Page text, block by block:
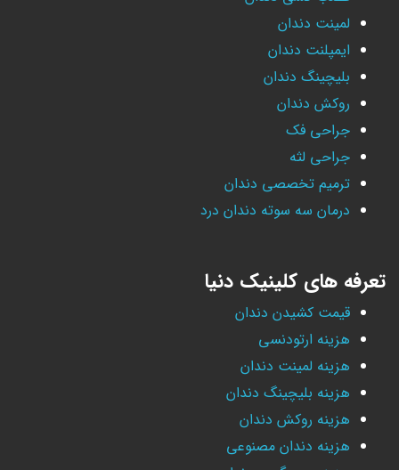
لمینت دندان
ایمپلنت دندان
بلیچینگ دندان
روکش دندان
جراحی فک
جراحی لثه
ترمیم تخصصی دندان
درمان سه سوته دندان درد
تعرفه های کلینیک دنیا
قیمت کشیدن دندان
هزینه ارتودنسی
هزینه لمینت دندان
هزینه بلیچینگ دندان
هزینه روکش دندان
هزینه دندان مصنوعی